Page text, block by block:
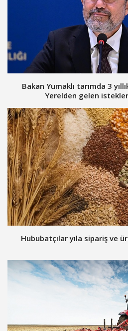
Bakan Yumaklı tarımda 3
Yerelden gelen
Hububatçılar yıla sipariş ve